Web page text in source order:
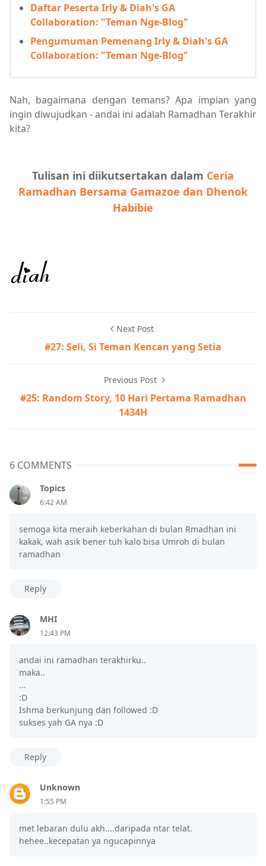
Daftar Peserta Irly & Diah's GA
Collaboration: "Teman Nge-Blog"
Pengumuman Pemenang Irly & Diah's GA
Collaboration: "Teman Nge-Blog"
Nah, bagaimana dengan temans? Apa impian yang
ingin diwujudkan - andai ini adalah Ramadhan Terakhir
kita?
Tulisan ini diikutsertakan dalam Ceria
Ramadhan Bersama Gamazoe dan Dhenok
Habibie
Next Post
#27: Seli, Si Teman Kencan yang Setia
Previous Post
#25: Random Story, 10 Hari Pertama Ramadhan
1434H
6 COMMENTS
Topics
6:42 AM
semoga kita meraih keberkahan di bulan Rmadhan ini
kakak, wah asik bener tuh kalo bisa Umroh di bulan
ramadhan
Reply
MHI
12:43 PM
andai ini ramadhan terakhirku..
maka..
...
:D
Ishma berkunjung dan followed :D
sukses yah GA nya :D
Reply
Unknown
1:55 PM
met lebaran dulu akh....daripada ntar telat.
hehee..kecepatan ya ngucapinnya